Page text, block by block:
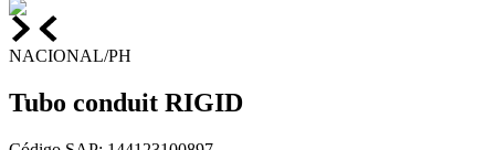
NACIONAL/PH
Tubo conduit RIGID